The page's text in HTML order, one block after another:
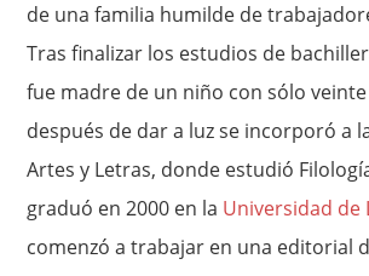
de una familia humilde de
Tras finalizar los estudios de
fue madre de un niño con sólo
después de dar a luz se incorporó a
Artes y Letras, donde estudió
graduó en 2000 en la Universidad de
comenzó a trabajar en una editorial